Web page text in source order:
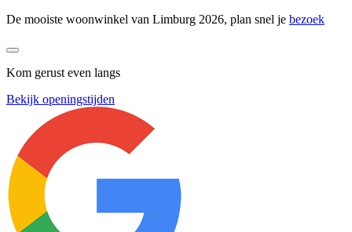
De mooiste woonwinkel van Limburg 2026, plan snel je bezoek
Kom gerust even langs
Bekijk openingstijden